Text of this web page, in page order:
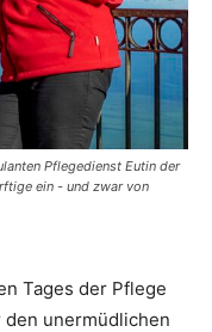
Pflegedienst Eutin der
ein - und zwar von
Tages der Pflege
den unermüdlichen